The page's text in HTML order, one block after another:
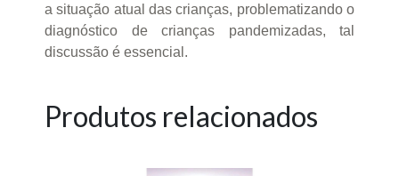
a situação atual das crianças, problematizando o
diagnóstico de crianças pandemizadas, tal
discussão é essencial.
Produtos relacionados